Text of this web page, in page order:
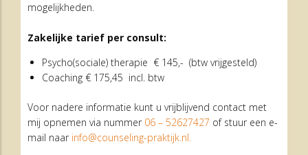
mogelijkheden.
Zakelijke tarief per consult:
Psycho(sociale) therapie € 145,- (btw vrijgesteld)
Coaching € 175,45 incl. btw
Voor nadere informatie kunt u vrijblijvend contact met
mij opnemen via nummer 06 – 52627427 of stuur een e-
mail naar info@counseling-praktijk.nl.